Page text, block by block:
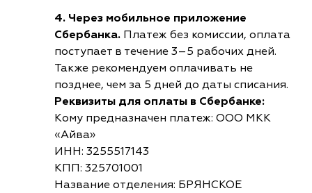
4. Через мобильное приложение
Сбербанка. Платеж без комиссии, оплата
поступает в течение 3–5 рабочих дней.
Также рекомендуем оплачивать не
позднее, чем за 5 дней до даты списания.
Реквизиты для оплаты в Сбербанке:
Кому предназначен платеж: ООО МКК
«Айва»
ИНН: 3255517143
КПП: 325701001
Название отделения: БРЯНСКОЕ